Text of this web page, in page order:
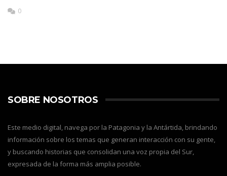
0
SOBRE NOSOTROS
Este medio digital, navega por la Patagonia y la Antártida, brindando
información sobre los temas que generan interacción con su gente,
y buscando historias que consolidan una voz propia del Sur,
expresada de la forma más amplia posible.